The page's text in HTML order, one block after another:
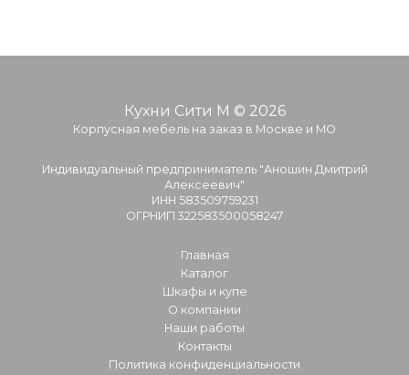
Кухни Сити М © 2026
Корпусная мебель на заказ в Москве и МО
Индивидуальный предприниматель "Аношин Дмитрий
Алексеевич"
ИНН 583509759231
ОГРНИП 322583500058247
Главная
Каталог
Шкафы и купе
О компании
Наши работы
Контакты
Политика конфиденциальности